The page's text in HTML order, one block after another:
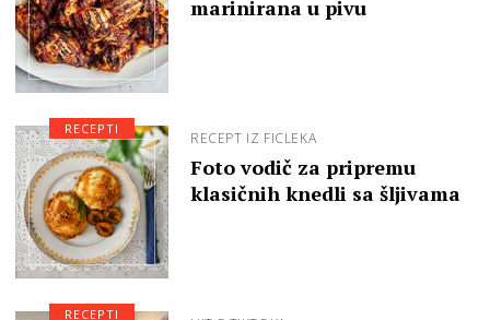
marinirana u pivu
RECEPT IZ FICLEKA
Foto vodič za pripremu
klasičnih knedli sa šljivama
RECEPTI
RECEPTI